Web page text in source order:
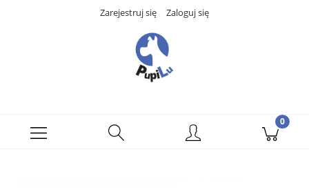
Zarejestruj się Zaloguj się